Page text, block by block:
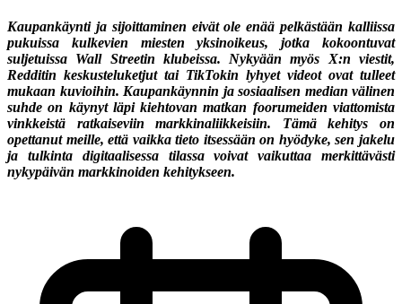
Kaupankäynti ja sijoittaminen eivät ole enää pelkästään kalliissa
pukuissa kulkevien miesten yksinoikeus, jotka kokoontuvat
suljetuissa Wall Streetin klubeissa. Nykyään myös X:n viestit,
Redditin keskusteluketjut tai TikTokin lyhyet videot ovat tulleet
mukaan kuvioihin. Kaupankäynnin ja sosiaalisen median välinen
suhde on käynyt läpi kiehtovan matkan foorumeiden viattomista
vinkkeistä ratkaiseviin markkinaliikkeisiin. Tämä kehitys on
opettanut meille, että vaikka tieto itsessään on hyödyke, sen jakelu
ja tulkinta digitaalisessa tilassa voivat vaikuttaa merkittävästi
nykypäivän markkinoiden kehitykseen.